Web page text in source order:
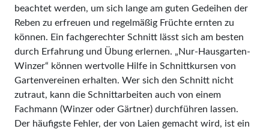
beachtet werden, um sich lange am guten Gedeihen der
Reben zu erfreuen und regelmäßig Früchte ernten zu
können. Ein fachgerechter Schnitt lässt sich am besten
durch Erfahrung und Übung erlernen. „Nur-Hausgarten-
Winzer“ können wertvolle Hilfe in Schnittkursen von
Gartenvereinen erhalten. Wer sich den Schnitt nicht
zutraut, kann die Schnittarbeiten auch von einem
Fachmann (Winzer oder Gärtner) durchführen lassen.
Der häufigste Fehler, der von Laien gemacht wird, ist ein